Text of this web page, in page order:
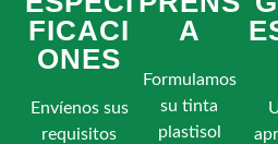
FICACI
ONES
Envíenos sus
requisitos
A
Formulamos
su tinta
plastisol